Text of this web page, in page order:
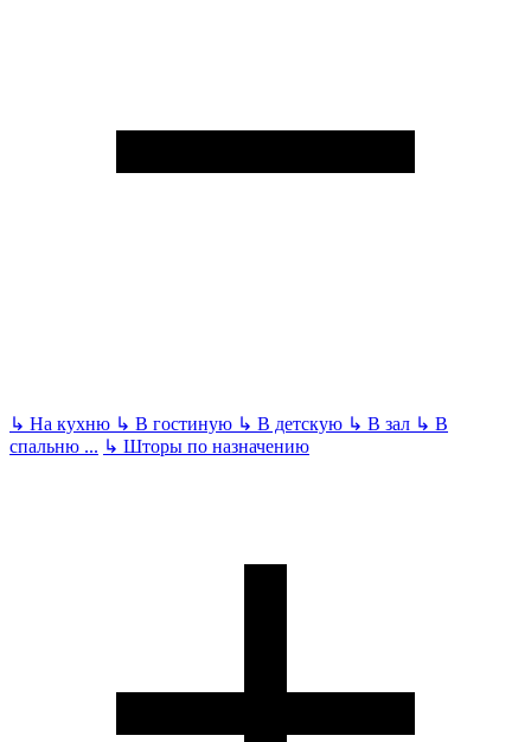
↳ На кухню ↳ В гостиную ↳ В детскую ↳ В зал ↳ В
спальню ... ↳ Шторы по назначению